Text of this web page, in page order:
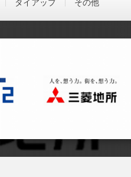
タイアップ その他